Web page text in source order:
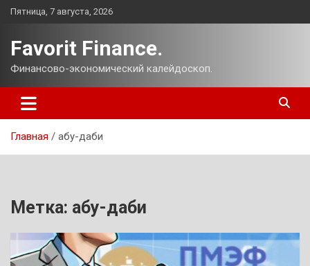
Перейти
Пятница, 7 августа, 2026
Favorit Finance.
Финансово-экономический калейдоскоп.
Главная абу-даби
Метка: абу-даби